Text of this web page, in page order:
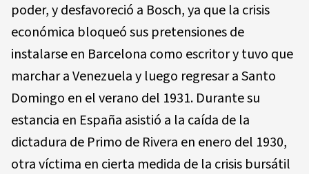
poder, y desfavoreció a Bosch, ya que la crisis
económica bloqueó sus pretensiones de
instalarse en Barcelona como escritor y tuvo que
marchar a Venezuela y luego regresar a Santo
Domingo en el verano del 1931. Durante su
estancia en España asistió a la caída de la
dictadura de Primo de Rivera en enero del 1930,
otra víctima en cierta medida de la crisis bursátil